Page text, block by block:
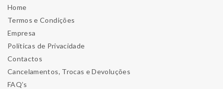
Home
Termos e Condições
Empresa
Políticas de Privacidade
Contactos
Cancelamentos, Trocas e Devoluções
FAQ’s